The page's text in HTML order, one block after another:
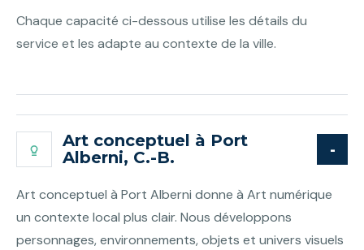
Chaque capacité ci-dessous utilise les détails du
service et les adapte au contexte de la ville.
Art conceptuel à Port
Alberni, C.-B.
Art conceptuel à Port Alberni donne à Art numérique
un contexte local plus clair. Nous développons
personnages, environnements, objets et univers visuels